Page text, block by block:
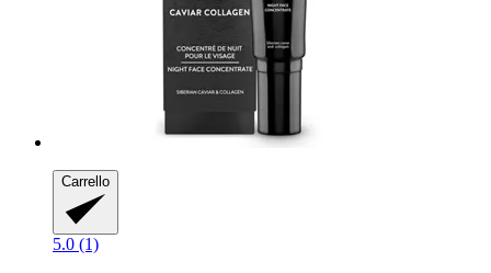
Carrello
5.0 (1)